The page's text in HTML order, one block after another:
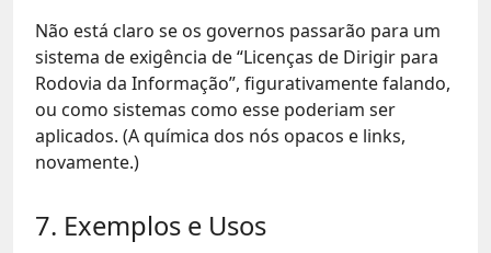
Não está claro se os governos passarão para um
sistema de exigência de “Licenças de Dirigir para
Rodovia da Informação”, figurativamente falando,
ou como sistemas como esse poderiam ser
aplicados. (A química dos nós opacos e links,
novamente.)
7. Exemplos e Usos